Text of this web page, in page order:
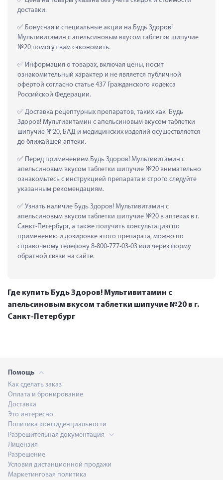
доставки.
Бонусная и специальные акции на Будь Здоров!
Мультивитамин с апельсиновым вкусом таблетки шипучие
№20 помогут вам сэкономить.
Информация о товарах, включая цены, носит
ознакомительный характер и не является публичной
офертой согласно статье 437 Гражданского кодекса
Российской Федерации.
Доставка рецептурных препаратов, таких как  Будь
Здоров! Мультивитамин с апельсиновым вкусом таблетки
шипучие №20, БАД и медицинских изделий осуществляется
до ближайшей аптеки.
Перед применением Будь Здоров! Мультивитамин с
апельсиновым вкусом таблетки шипучие №20 внимательно
ознакомьтесь с инструкцией препарата и строго следуйте
указанным рекомендациям.
Узнать наличие Будь Здоров! Мультивитамин с
апельсиновым вкусом таблетки шипучие №20 в аптеках в г.
Санкт-Петербург, а также получить консультацию по
применению и дозировке этого препарата, можно по
справочному телефону 8-800-777-03-03 или через форму
обратной связи на сайте.
Где купить Будь Здоров! Мультивитамин с
апельсиновым вкусом таблетки шипучие №20 в г.
Санкт-Петербург
Помощь
Как сделать заказ
Оплата и бронирование
Доставка
Это интересно
Политика конфиденциальности
Разрешительная документация
Лицензия
Разрешение
Условия дистанционной продажи
Маркетинговая политика